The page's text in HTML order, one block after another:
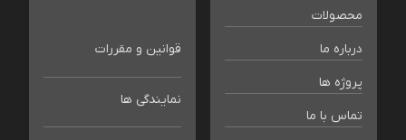
محصولات
درباره ما
پروژه ها
تماس با ما
قوانین و مقررات
نمایندگی ها